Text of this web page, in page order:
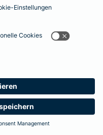
Barmenia